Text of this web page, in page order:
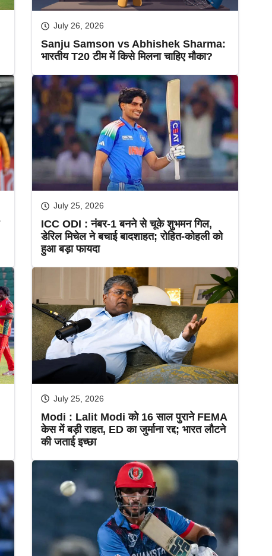
July 26, 2026
Sanju Samson vs Abhishek Sharma:
भारतीय T20 टीम में किसे मिलना चाहिए मौका?
July 25, 2026
ICC ODI : नंबर-1 बनने से चूके शुभमन गिल,
डेरिल मिचेल ने बचाई बादशाहत; रोहित-कोहली को
हुआ बड़ा फायदा
July 25, 2026
Modi : Lalit Modi को 16 साल पुराने FEMA
केस में बड़ी राहत, ED का जुर्माना रद्द; भारत लौटने
की जताई इच्छा